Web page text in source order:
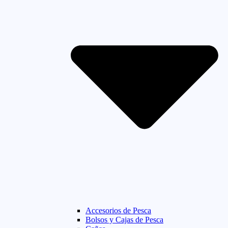
Accesorios de Pesca
Bolsos y Cajas de Pesca